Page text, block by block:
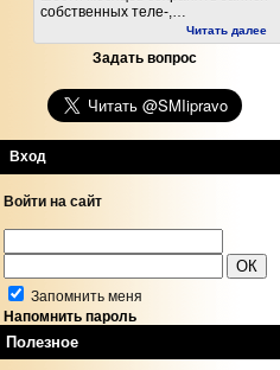
собственных теле-,…
Читать далее
Задать вопрос
Вход
Войти на сайт
Запомнить меня
Напомнить пароль
Полезное